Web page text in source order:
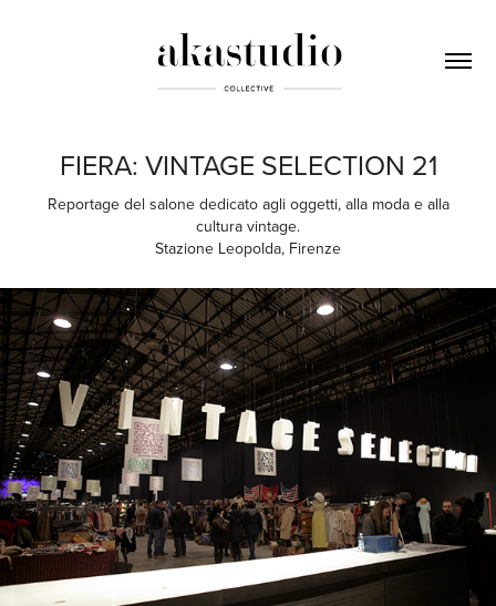
FIERA: VINTAGE SELECTION 21
Reportage del salone dedicato agli oggetti, alla moda e alla
cultura vintage.